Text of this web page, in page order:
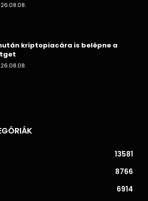
kriptopiacára is belépne a
13581
8766
6914